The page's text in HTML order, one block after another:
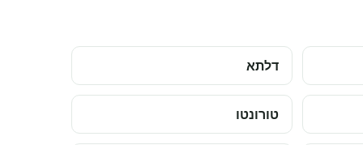
דלתא
טורונטו